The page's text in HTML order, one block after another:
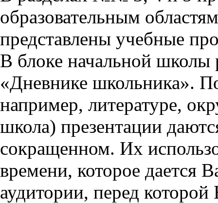
образовательным
представлены учебные
В блоке начальной школы
«Дневнике школьника».
например, литературе,
школа) презентации
сокращенном. Их
времени, которое дается
аудитории, перед